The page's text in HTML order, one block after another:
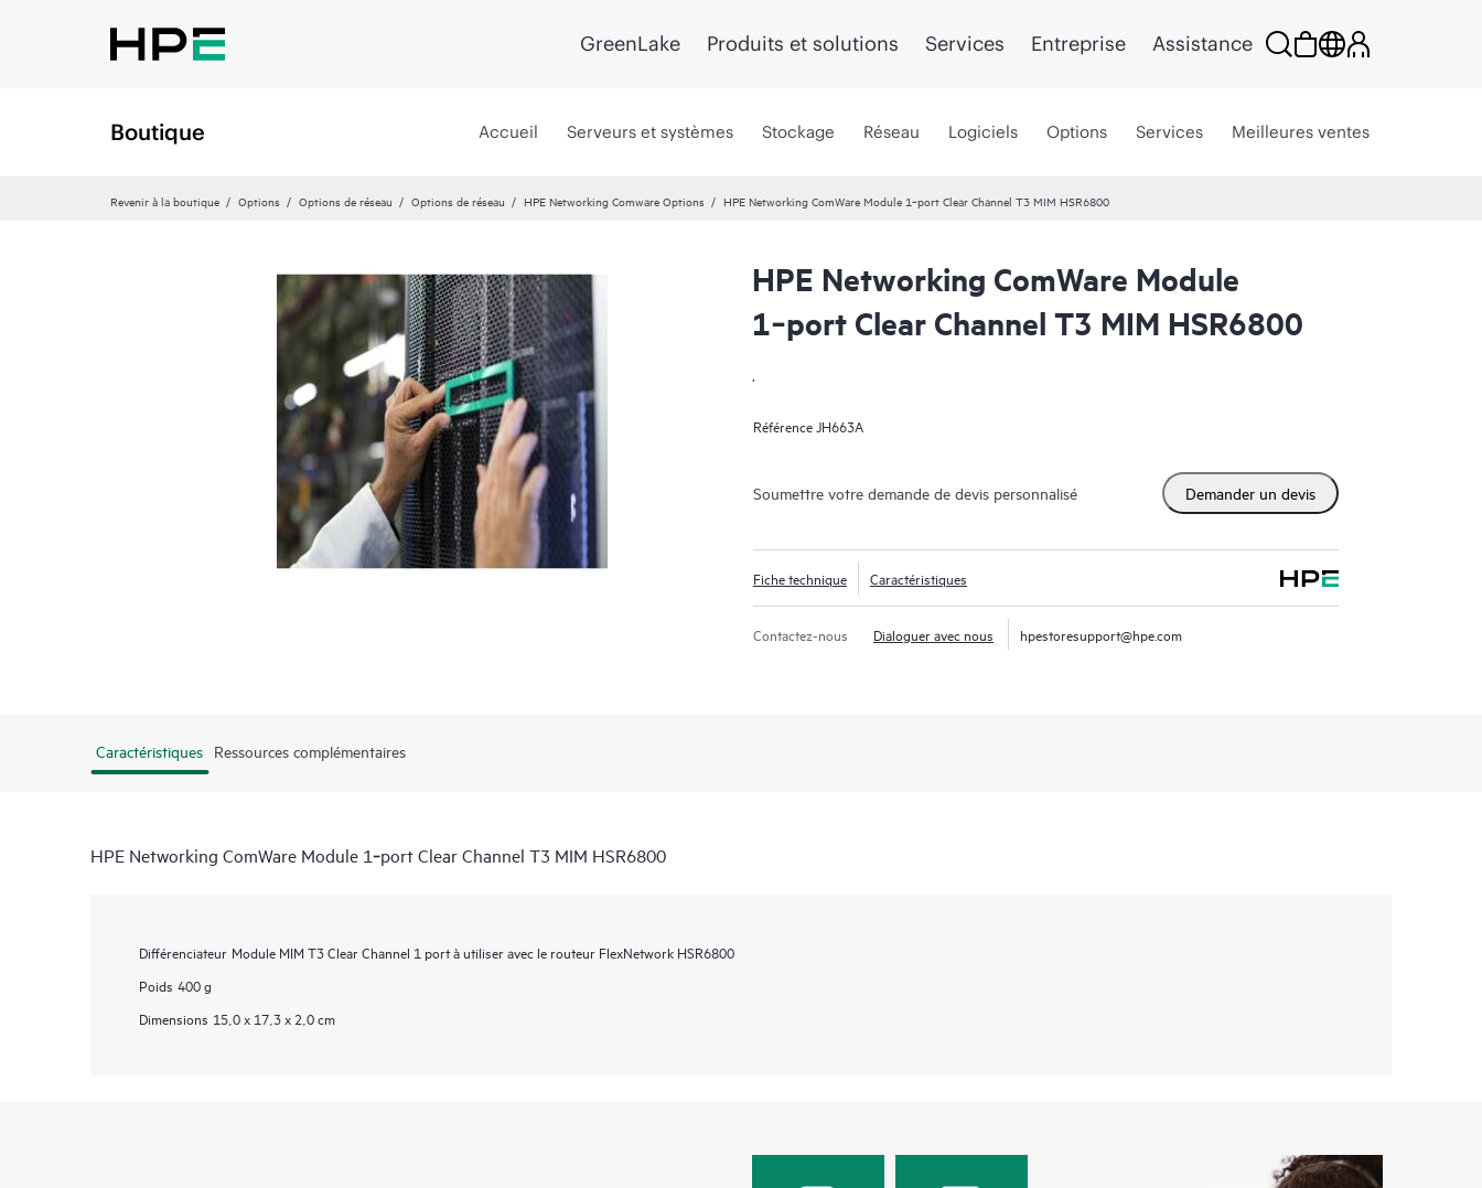
GreenLake Produits et solutions Services Entreprise Assistance
Boutique Accueil Serveurs et systèmes Stockage Réseau Logiciels Options Services Meilleures ventes
Revenir à la boutique Options Options de réseau Options de réseau HPE Networking Comware Options HPE Networking ComWare Module 1‑port Clear Channel T3 MIM HSR6800
HPE Networking ComWare Module
1‑port Clear Channel T3 MIM HSR6800
.
RéférenceJH663A
Soumettre votre demande de devis personnalisé Demander un devis
Fiche technique Caractéristiques
Contactez-nous Dialoguer avec nous hpestoresupport@hpe.com
Caractéristiques Ressources complémentaires
HPE Networking ComWare Module 1‑port Clear Channel T3 MIM HSR6800
Différenciateur Module MIM T3 Clear Channel 1 port à utiliser avec le routeur FlexNetwork HSR6800
Poids 400 g
Dimensions 15,0 x 17,3 x 2,0 cm